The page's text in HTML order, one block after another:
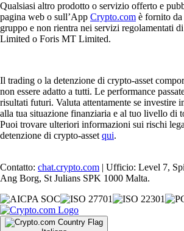
Qualsiasi altro prodotto o servizio offerto e
pagina web o sull’App Crypto.com è fornito da
gruppo e non rientra nei servizi regolamentati
Limited o Foris MT Limited.
Il trading o la detenzione di crypto-asset
non essere adatto a tutti. Le performance
risultati futuri. Valuta attentamente se investire
alla tua situazione finanziaria e al tuo livello di
Puoi trovare ulteriori informazioni sui rischi
detenzione di crypto-asset qui.
Contatto: chat.crypto.com | Ufficio: Level 7,
Ang Borg, St Julians SPK 1000 Malta.